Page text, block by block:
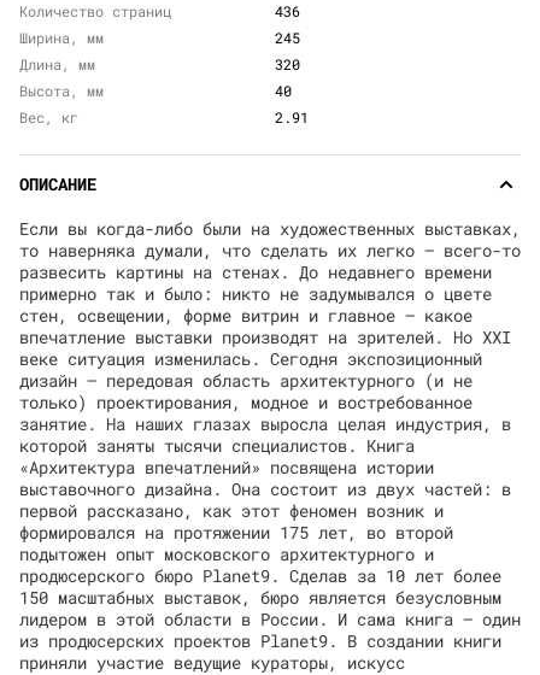
Количество страниц
436
Ширина, мм
245
Длина, мм
320
Высота, мм
40
Вес, кг
2.91
ОПИСАНИЕ
Если вы когда-либо были на художественных выставках,
то наверняка думали, что сделать их легко — всего-то
развесить картины на стенах. До недавнего времени
примерно так и было: никто не задумывался о цвете
стен, освещении, форме витрин и главное — какое
впечатление выставки производят на зрителей. Но XXI
веке ситуация изменилась. Сегодня экспозиционный
дизайн — передовая область архитектурного (и не
только) проектирования, модное и востребованное
занятие. На наших глазах выросла целая индустрия, в
которой заняты тысячи специалистов. Книга
«Архитектура впечатлений» посвящена истории
выставочного дизайна. Она состоит из двух частей: в
первой рассказано, как этот феномен возник и
формировался на протяжении 175 лет, во второй
подытожен опыт московского архитектурного и
продюсерского бюро Planet9. Сделав за 10 лет более
150 масштабных выставок, бюро является безусловным
лидером в этой области в России. И сама книга — один
из продюсерских проектов Planet9. В создании книги
приняли участие ведущие кураторы, искусс